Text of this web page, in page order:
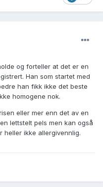
og forteller at det er en
Han som startet med
han fikk ikke det beste
homogene nok.
eller mer enn det av en
lettstelt pels men kan også
heller ikke allergivennlig.